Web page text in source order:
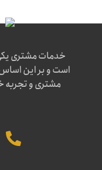
خدمات مشتری
است و بر این اساس
مشتری و